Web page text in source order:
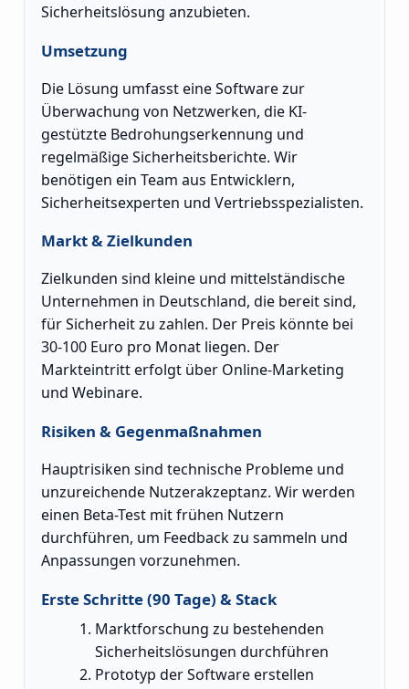
Sicherheitslösung anzubieten.
Umsetzung
Die Lösung umfasst eine Software zur
Überwachung von Netzwerken, die KI-
gestützte Bedrohungserkennung und
regelmäßige Sicherheitsberichte. Wir
benötigen ein Team aus Entwicklern,
Sicherheitsexperten und Vertriebsspezialisten.
Markt & Zielkunden
Zielkunden sind kleine und mittelständische
Unternehmen in Deutschland, die bereit sind,
für Sicherheit zu zahlen. Der Preis könnte bei
30-100 Euro pro Monat liegen. Der
Markteintritt erfolgt über Online-Marketing
und Webinare.
Risiken & Gegenmaßnahmen
Hauptrisiken sind technische Probleme und
unzureichende Nutzerakzeptanz. Wir werden
einen Beta-Test mit frühen Nutzern
durchführen, um Feedback zu sammeln und
Anpassungen vorzunehmen.
Erste Schritte (90 Tage) & Stack
Marktforschung zu bestehenden
Sicherheitslösungen durchführen
Prototyp der Software erstellen